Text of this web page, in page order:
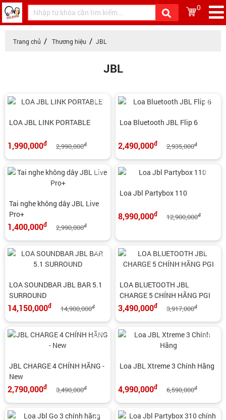
0
Trang chủ Thương hiệu JBL
JBL
LOA JBL LINK PORTABLE
1,990,000đ 2,990,000đ
-33%
Loa Bluetooth JBL Flip 6
2,490,000đ 2,935,000đ
-15%
Tai nghe không dây JBL Live
Pro+
1,400,000đ 2,990,000đ
-53%
Loa Jbl Partybox 110
8,990,000đ 12,900,000đ
-30%
LOA SOUNDBAR JBL BAR 5.1
SURROUND
14,150,000đ 14,900,000đ
-5%
LOA BLUETOOTH JBL
CHARGE 5 CHÍNH HÃNG PGI
3,490,000đ 3,917,000đ
-11%
JBL CHARGE 4 CHÍNH HÃNG -
New
2,790,000đ 3,490,000đ
-20%
Loa JBL Xtreme 3 Chính Hãng
4,990,000đ 6,590,000đ
-24%
-4%